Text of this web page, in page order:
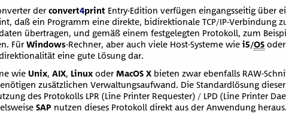
der convert4print Entry-Edition verfügen eingangsseitig über
daß ein Programm eine direkte, bidirektionale TCP/IP-Verbindung
übertragen, und gemäß einem festgelegten Protokoll, zum
Für Windows-Rechner, aber auch viele Host-Systeme wie i5/OS oder
eine gute Lösung dar.
wie Unix, AIX, Linux oder MacOS X bieten zwar ebenfalls RAW-
zusätzlichen Verwaltungsaufwand. Die Standardlösung
des Protokolls LPR (Line Printer Requester) / LPD (Line Printer
SAP nutzen dieses Protokoll direkt aus der Anwendung heraus.